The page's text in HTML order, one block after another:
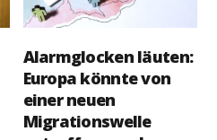
Alarmglocken läuten:
Europa könnte von
einer neuen
Migrationswelle